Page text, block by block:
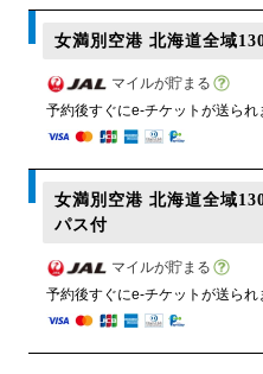
女満別空港 北海道全域
マイルが貯まる
予約後すぐにe-チケットが送られ
女満別空港 北海道全域
パス付
マイルが貯まる
予約後すぐにe-チケットが送られ